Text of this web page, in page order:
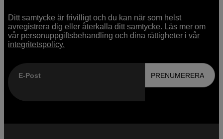
Ditt samtycke är frivilligt och du kan när som helst
avregistrera dig eller återkalla ditt samtycke. Läs mer om
vår personuppgiftsbehandling och dina rättigheter ivår
integritetspolicy.
E-Post PRENUMERERA